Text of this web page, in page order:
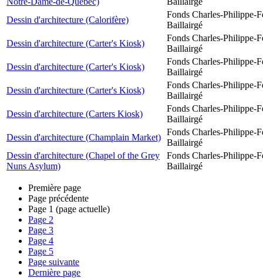
Dessin d'architecture (Calorifère)
Fonds Charles-Philippe-
Baillairgé
Dessin d'architecture (Carter's Kiosk)
Fonds Charles-Philippe-
Baillairgé
Dessin d'architecture (Carter's Kiosk)
Fonds Charles-Philippe-
Baillairgé
Dessin d'architecture (Carter's Kiosk)
Fonds Charles-Philippe-
Baillairgé
Dessin d'architecture (Carters Kiosk)
Fonds Charles-Philippe-
Baillairgé
Dessin d'architecture (Champlain Market)
Fonds Charles-Philippe-
Baillairgé
Dessin d'architecture (Chapel of the Grey
Nuns Asylum)
Fonds Charles-Philippe-
Baillairgé
Première page
Page précédente
Page 1 (page actuelle)
Page 2
Page 3
Page 4
Page 5
Page suivante
Dernière page